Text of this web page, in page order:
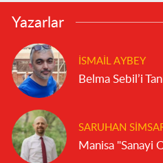
Yazarlar
İSMAIL AYBEY
Belma Sebil’i
SARUHAN
Manisa "Sanayi